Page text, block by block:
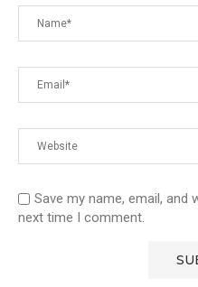
Save my name, email,
next time I comment.